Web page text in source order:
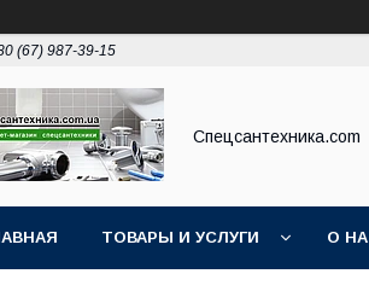
(67) 987-39-15
Спецсантехника.com
ТОВАРЫ И УСЛУГИ О